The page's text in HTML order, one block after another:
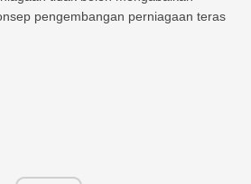
pengembangan perniagaan teras